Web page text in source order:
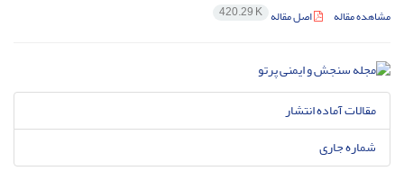
مشاهده مقاله اصل مقاله 420.29 K
مقالات آماده انتشار
شماره جاری